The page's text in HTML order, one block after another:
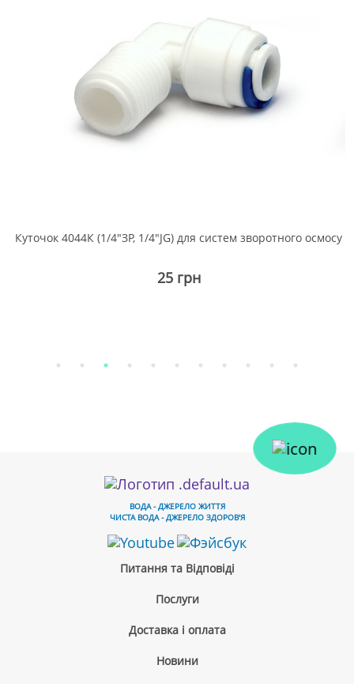
Куточок 4044К (1/4"ЗР, 1/4"JG) для систем зворотного осмосу
25 грн
ВОДА - ДЖЕРЕЛО ЖИТТЯ
ЧИСТА ВОДА - ДЖЕРЕЛО ЗДОРОВ'Я
Питання та Відповіді
Послуги
Доставка і оплата
Новини